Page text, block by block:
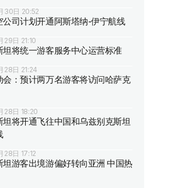
30日 20:52
公司计划开通阿斯塔纳-伊宁航线
29日 21:10
坦将统一游客服务中心运营标准
28日 21:24
会：预计两万名游客将访问哈萨克
28日 18:20
坦将开通飞往中国和乌兹别克斯坦
28日 17:12
坦游客出境游偏好转向亚洲 中国热